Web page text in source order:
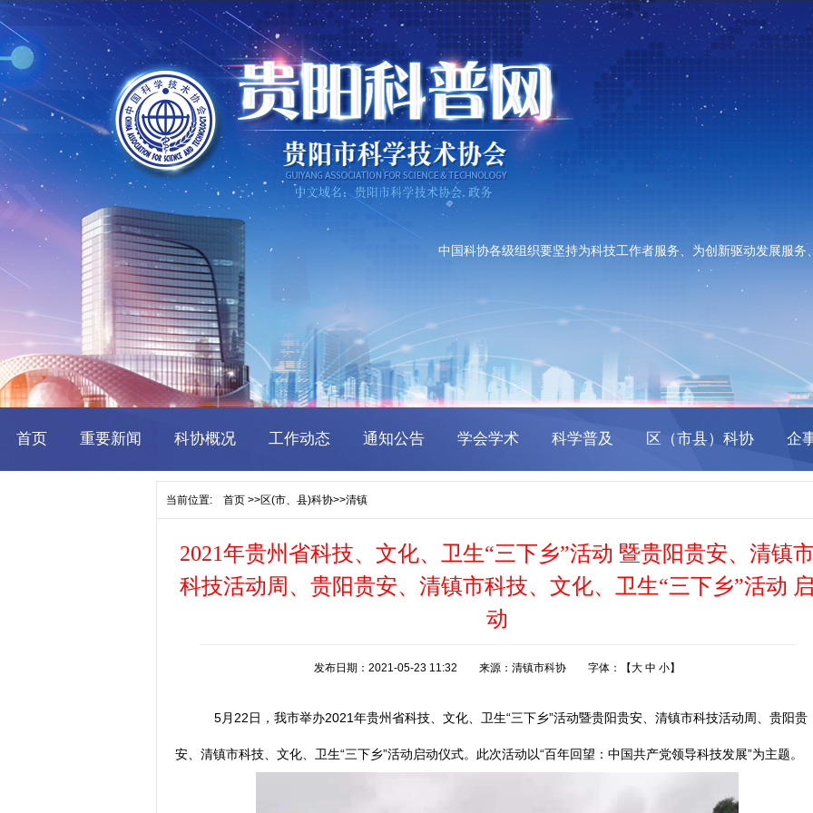
当前位置: 首页 >>区(市、县)科协>>清镇
2021年贵州省科技、文化、卫生“三下乡”活动 暨贵阳贵安、清镇
科技活动周、贵阳贵安、清镇市科技、文化、卫生“三下乡”活动
动
发布日期：2021-05-23 11:32 来源：清镇市科协 字体：【大 中 小】
5月22日，我市举办2021年贵州省科技、文化、卫生“三下乡”活动暨贵阳贵安、清镇市科技活动周、贵阳贵
安、清镇市科技、文化、卫生“三下乡”活动启动仪式。此次活动以“百年回望：中国共产党领导科技发展”为主题。